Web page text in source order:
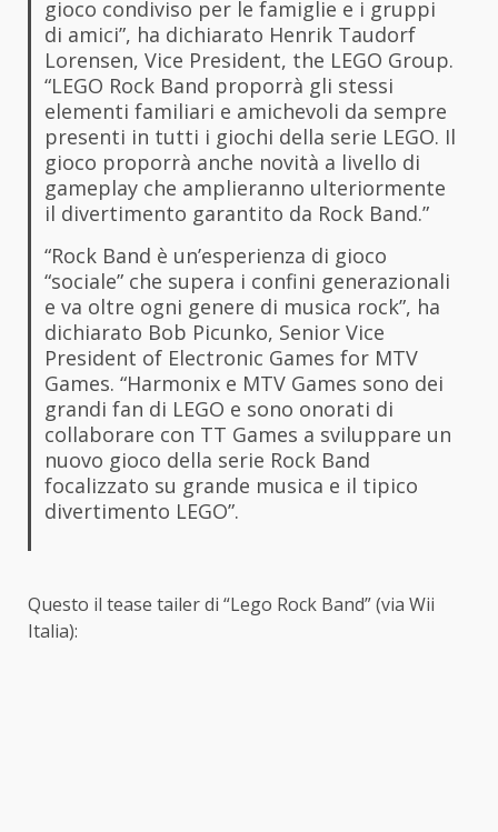
gioco condiviso per le famiglie e i gruppi
di amici”, ha dichiarato Henrik Taudorf
Lorensen, Vice President, the LEGO Group.
“LEGO Rock Band proporrà gli stessi
elementi familiari e amichevoli da sempre
presenti in tutti i giochi della serie LEGO. Il
gioco proporrà anche novità a livello di
gameplay che amplieranno ulteriormente
il divertimento garantito da Rock Band.”
“Rock Band è un’esperienza di gioco
“sociale” che supera i confini generazionali
e va oltre ogni genere di musica rock”, ha
dichiarato Bob Picunko, Senior Vice
President of Electronic Games for MTV
Games. “Harmonix e MTV Games sono dei
grandi fan di LEGO e sono onorati di
collaborare con TT Games a sviluppare un
nuovo gioco della serie Rock Band
focalizzato su grande musica e il tipico
divertimento LEGO”.
Questo il tease tailer di “Lego Rock Band” (via Wii
Italia):